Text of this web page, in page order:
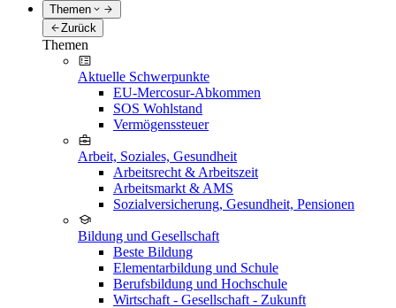
Themen
Zurück
Themen
Aktuelle Schwerpunkte
EU-Mercosur-Abkommen
SOS Wohlstand
Vermögenssteuer
Arbeit, Soziales, Gesundheit
Arbeitsrecht & Arbeitszeit
Arbeitsmarkt & AMS
Sozialversicherung, Gesundheit, Pensionen
Bildung und Gesellschaft
Beste Bildung
Elementarbildung und Schule
Berufsbildung und Hochschule
Wirtschaft - Gesellschaft - Zukunft